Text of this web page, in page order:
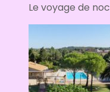
Le voyage de